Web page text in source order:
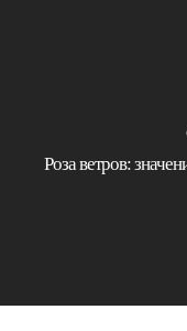
Роза ветров: